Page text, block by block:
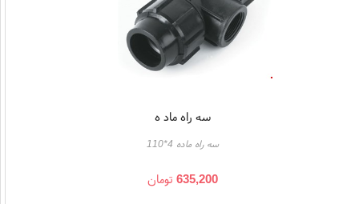
سه راه ماد ه
سه راه ماده 4*110
635,200تومان